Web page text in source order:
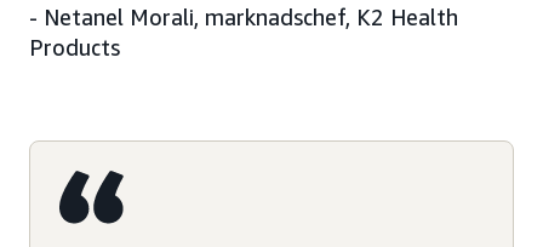
- Netanel Morali, marknadschef, K2 Health
Products